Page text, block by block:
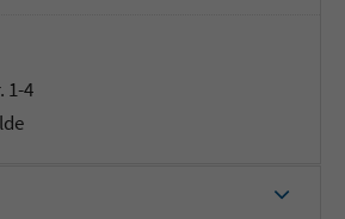
1-4